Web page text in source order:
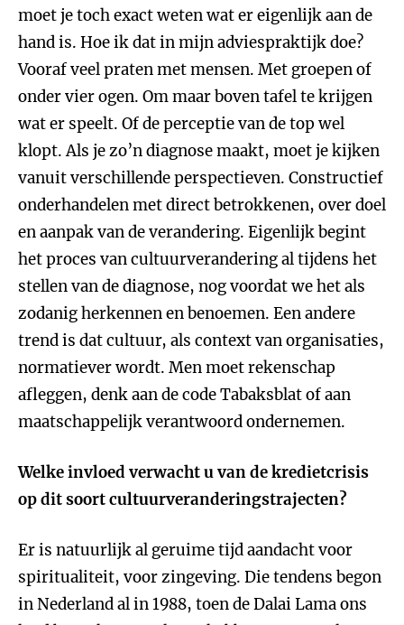
moet je toch exact weten wat er eigenlijk aan de
hand is. Hoe ik dat in mijn adviespraktijk doe?
Vooraf veel praten met mensen. Met groepen of
onder vier ogen. Om maar boven tafel te krijgen
wat er speelt. Of de perceptie van de top wel
klopt. Als je zo’n diagnose maakt, moet je kijken
vanuit verschillende perspectieven. Constructief
onderhandelen met direct betrokkenen, over doel
en aanpak van de verandering. Eigenlijk begint
het proces van cultuurverandering al tijdens het
stellen van de diagnose, nog voordat we het als
zodanig herkennen en benoemen. Een andere
trend is dat cultuur, als context van organisaties,
normatiever wordt. Men moet rekenschap
afleggen, denk aan de code Tabaksblat of aan
maatschappelijk verantwoord ondernemen.
Welke invloed verwacht u van de kredietcrisis
op dit soort cultuurveranderingstrajecten?
Er is natuurlijk al geruime tijd aandacht voor
spiritualiteit, voor zingeving. Die tendens begon
in Nederland al in 1988, toen de Dalai Lama ons